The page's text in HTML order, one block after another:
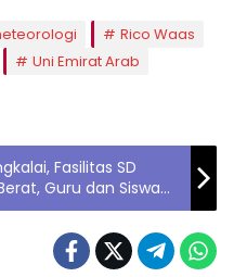
Rico Waas
Uni Emirat Arab
Fasilitas SD
Guru dan Siswa